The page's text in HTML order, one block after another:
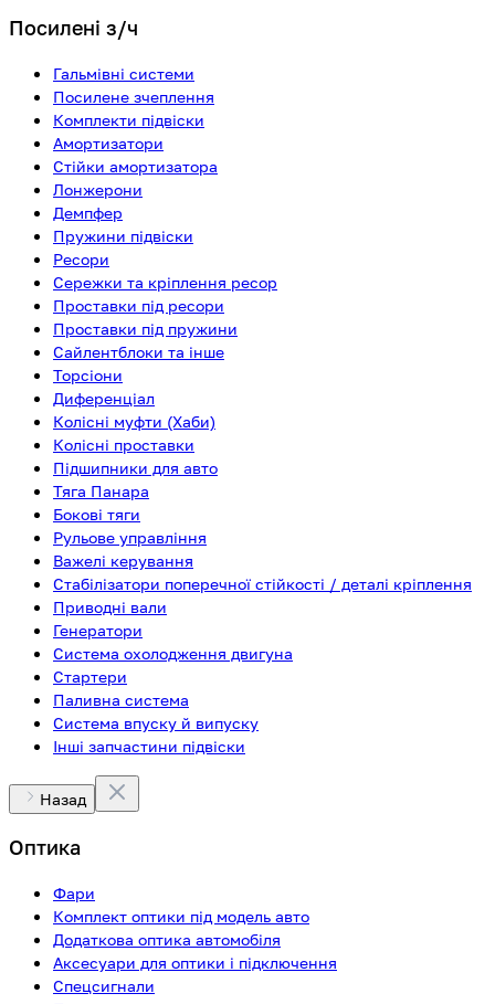
Посилені з/ч
Гальмівні системи
Посилене зчеплення
Комплекти підвіски
Амортизатори
Стійки амортизатора
Лонжерони
Демпфер
Пружини підвіски
Ресори
Сережки та кріплення ресор
Проставки під ресори
Проставки під пружини
Сайлентблоки та інше
Торсіони
Диференціал
Колісні муфти (Хаби)
Колісні проставки
Підшипники для авто
Тяга Панара
Бокові тяги
Рульове управління
Важелі керування
Стабілізатори поперечної стійкості / деталі кріплення
Приводні вали
Генератори
Система охолодження двигуна
Стартери
Паливна система
Система впуску й випуску
Інші запчастини підвіски
Назад
Оптика
Фари
Комплект оптики під модель авто
Додаткова оптика автомобіля
Аксесуари для оптики і підключення
Спецсигнали